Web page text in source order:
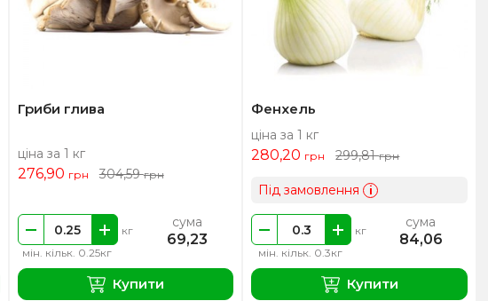
Гриби глива
ціна за 1 кг
276,90 грн 304,59грн
мін. кільк. 0.25кг
кг сума
69,23
Купити
Фенхель
ціна за 1 кг
280,20 грн 299,81грн
Під замовлення i
мін. кільк. 0.3кг
кг сума
84,06
Купити